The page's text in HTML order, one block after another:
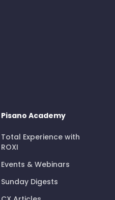
Pisano Academy
Total Experience with
ROXI
Events & Webinars
Sunday Digests